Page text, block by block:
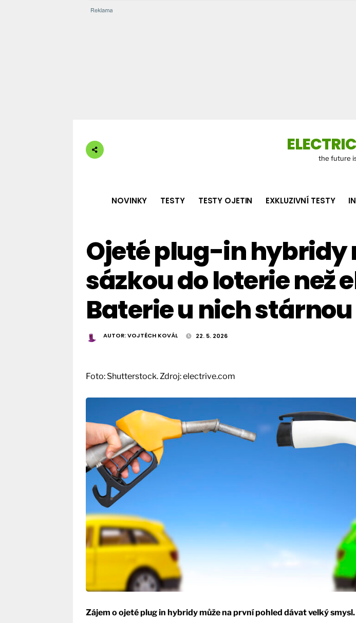
the future
NOVINKY TESTY TESTY OJETIN EXKLUZIVNÍ TESTY
Ojeté plug-in hybridy
sázkou do loterie než
Baterie u nich
AUTOR:VOJTĚCH KOVÁL 22. 5. 2026
Foto: Shutterstock. Zdroj: electrive.com
Zájem o ojeté plug in hybridy může na první pohled dávat velký